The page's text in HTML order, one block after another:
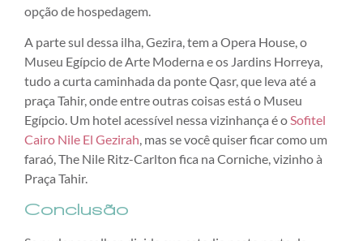
opção de hospedagem.
A parte sul dessa ilha, Gezira, tem a Opera House, o
Museu Egípcio de Arte Moderna e os Jardins Horreya,
tudo a curta caminhada da ponte Qasr, que leva até a
praça Tahir, onde entre outras coisas está o Museu
Egípcio. Um hotel acessível nessa vizinhança é oSofitel
Cairo Nile El Gezirah, mas se você quiser ficar como um
faraó, The Nile Ritz-Carlton fica na Corniche, vizinho à
Praça Tahir.
Conclusão